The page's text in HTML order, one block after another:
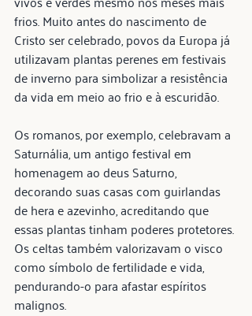
frios. Muito antes do nascimento de
Cristo ser celebrado, povos da Europa já
utilizavam plantas perenes em festivais
de inverno para simbolizar a resistência
da vida em meio ao frio e à escuridão.
Os romanos, por exemplo, celebravam a
Saturnália, um antigo festival em
homenagem ao deus Saturno,
decorando suas casas com guirlandas
de hera e azevinho, acreditando que
essas plantas tinham poderes protetores.
Os celtas também valorizavam o visco
como símbolo de fertilidade e vida,
pendurando-o para afastar espíritos
malignos.